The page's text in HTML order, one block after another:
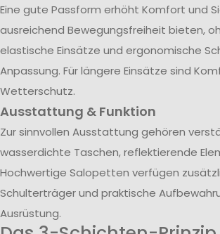
Eine gute Passform erhöht Komfort und
ausreichend Bewegungsfreiheit bieten,
elastische Einsätze und ergonomische
Anpassung. Für längere Einsätze sind
Wetterschutz.
Ausstattung & Funktion
Zur sinnvollen Ausstattung gehören
wasserdichte Taschen, reflektierende
Hochwertige Salopetten verfügen
Schulterträger und praktische
Ausrüstung.